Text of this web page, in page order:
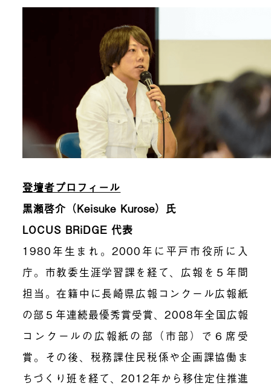
登壇者プロフィール
黒瀬啓介（Keisuke Kurose）氏
LOCUS BRiDGE 代表
1980年生まれ。2000年に平戸市役所に入
庁。市教委生涯学習課を経て、広報を５年間
担当。在籍中に長崎県広報コンクール広報紙
の部５年連続最優秀賞受賞、2008年全国広報
コンクールの広報紙の部（市部）で６席受
賞。その後、税務課住民税係や企画課協働ま
ちづくり班を経て、2012年から移住定住推進